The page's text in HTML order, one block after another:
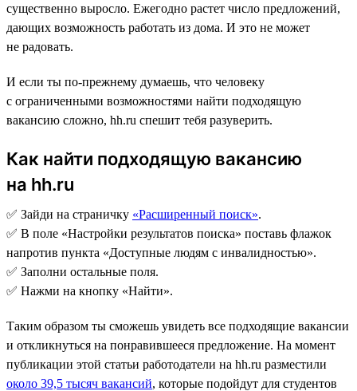
существенно выросло. Ежегодно растет число предложений,
дающих возможность работать из дома. И это не может
не радовать.
И если ты по-прежнему думаешь, что человеку
с ограниченными возможностями найти подходящую
вакансию сложно, hh.ru спешит тебя разуверить.
Как найти подходящую вакансию
на hh.ru
✅ Зайди на страничку «Расширенный поиск».
✅ В поле «Настройки результатов поиска» поставь флажок
напротив пункта «Доступные людям с инвалидностью».
✅ Заполни остальные поля.
✅ Нажми на кнопку «Найти».
Таким образом ты сможешь увидеть все подходящие вакансии
и откликнуться на понравившееся предложение. На момент
публикации этой статьи работодатели на hh.ru разместили
около 39,5 тысяч вакансий, которые подойдут для студентов